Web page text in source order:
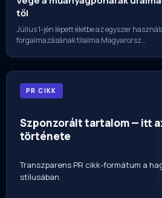
től
Július 1-jén lépett életbe az egyszer
forgalmazásának tilalma Magyarorsz…
PR CIKK
Szponzorált tartalom — itt
története
Transzparens PR cikk-formátum a
stílusában.